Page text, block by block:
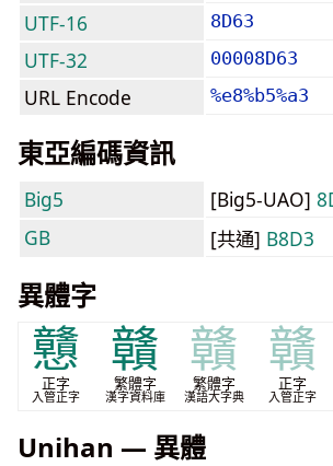
UTF-16 8D63
UTF-32 00008D63
URL Encode %e8%b5%a3
東亞編碼資訊
Big5 [Big5-UAO]
GB
[共通] B8D3
異體字
戇
正字
入管正字
贛
繁體字
漢字資料庫
贛
繁體字
漢語大字典
贛
正字
入管正字
Unihan — 異體